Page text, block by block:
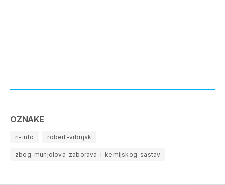
OZNAKE
ri-info robert-vrbnjak
zbog-munjolova-zaborava-i-kemijskog-sastav